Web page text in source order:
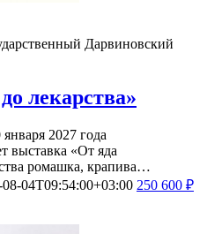
Дарвиновский
лекарства»
2027 года
выставка «От яда
ромашка, крапива…
08-04T09:54:00+03:00 250 600 ₽